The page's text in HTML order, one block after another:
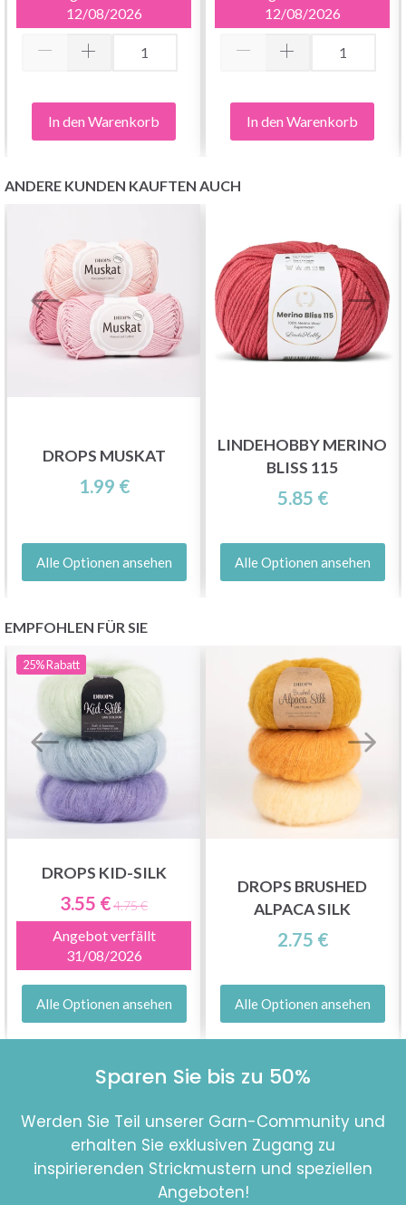
12/08/2026
In den Warenkorb
12/08/2026
In den Warenkorb
ANDERE KUNDEN KAUFTEN AUCH
DROPS MUSKAT
1.99 €
Alle Optionen ansehen
LINDEHOBBY MERINO
BLISS 115
5.85 €
Alle Optionen ansehen
EMPFOHLEN FÜR SIE
25%Rabatt
DROPS KID-SILK
3.55 €4.75 €
Angebot verfällt
31/08/2026
Alle Optionen ansehen
DROPS BRUSHED
ALPACA SILK
2.75 €
Alle Optionen ansehen
Sparen Sie bis zu 50%
Werden Sie Teil unserer Garn-Community und
erhalten Sie exklusiven Zugang zu
inspirierenden Strickmustern und speziellen
Angeboten!